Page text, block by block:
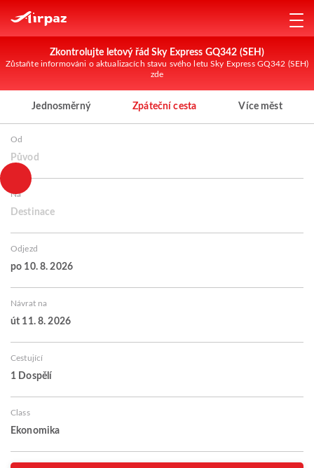
Zkontrolujte letový řád Sky Express GQ342 (SEH)
Zůstaňte informováni o aktualizacích stavu svého letu Sky Express GQ342 (SEH)
zde
Jednosměrný Zpáteční cesta Více měst
Od
Původ
Na
Destinace
Odjezd
po 10. 8. 2026
Návrat na
út 11. 8. 2026
Cestující
1 Dospělí
Class
Ekonomika